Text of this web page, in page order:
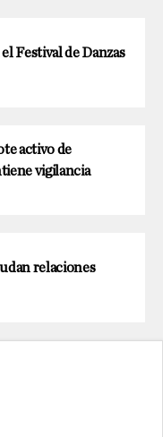
Festival de Danzas
activo de
vigilancia
relaciones